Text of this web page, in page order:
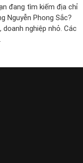
đang tìm kiếm địa chỉ
Nguyễn Phong Sắc?
nghiệp nhỏ. Các